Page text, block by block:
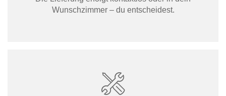
Wunschzimmer – du entscheidest.